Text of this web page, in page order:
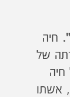
חיה
של
אשתו